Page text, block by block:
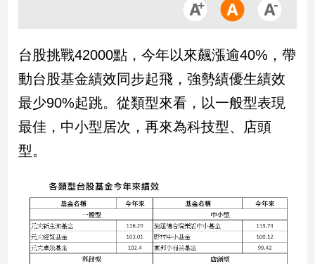
政
治
政
治
焦
品
民
調
國
會
台股挑戰42000點，今年以來飆漲逾40%，帶
動台股基金績效同步起飛，強勢績優生績效
最少90%起跳。從類型來看，以一般型表現
最佳，中小型居次，再來為科技型、店頭
型。